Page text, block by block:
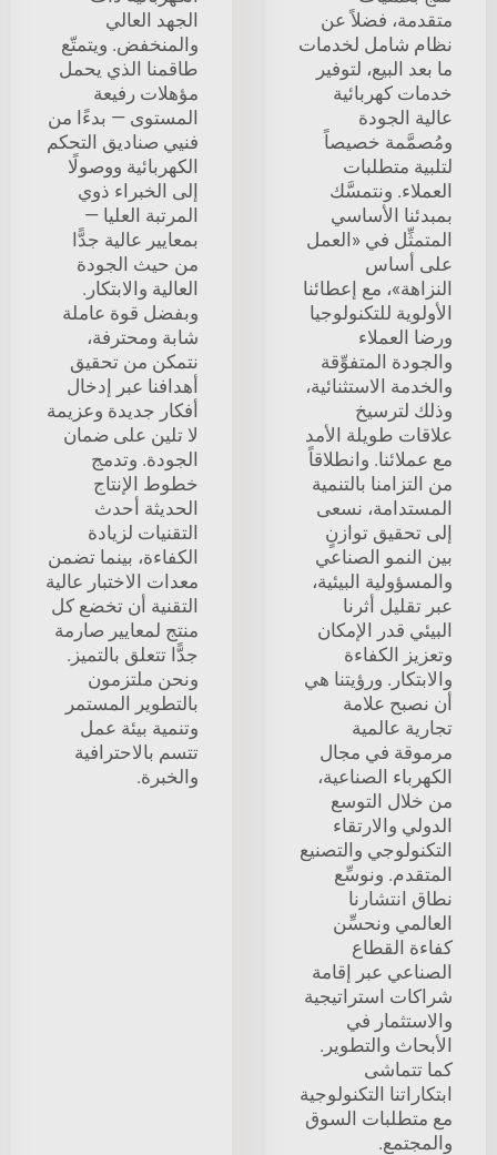
متقدمة، فضلاً عن
نظام شامل لخدمات
ما بعد البيع، لتوفير
خدمات كهربائية
عالية الجودة
ومُصمَّمة خصيصاً
لتلبية متطلبات
العملاء. ونتمسَّك
بمبدئنا الأساسي
المتمثِّل في «العمل
على أساس
النزاهة»، مع إعطائنا
الأولوية للتكنولوجيا
ورضا العملاء
والجودة المتفوِّقة
والخدمة الاستثنائية،
وذلك لترسيخ
علاقات طويلة الأمد
مع عملائنا. وانطلاقاً
من التزامنا بالتنمية
المستدامة، نسعى
إلى تحقيق توازنٍ
بين النمو الصناعي
والمسؤولية البيئية،
عبر تقليل أثرنا
البيئي قدر الإمكان
وتعزيز الكفاءة
والابتكار. ورؤيتنا هي
أن نصبح علامة
تجارية عالمية
مرموقة في مجال
الكهرباء الصناعية،
من خلال التوسع
الدولي والارتقاء
التكنولوجي والتصنيع
المتقدم. ونوسِّع
نطاق انتشارنا
العالمي ونحسِّن
كفاءة القطاع
الصناعي عبر إقامة
شراكات استراتيجية
والاستثمار في
الأبحاث والتطوير.
كما تتماشى
ابتكاراتنا التكنولوجية
مع متطلبات السوق
والمجتمع.
الجهد العالي
والمنخفض. ويتمتّع
طاقمنا الذي يحمل
مؤهلات رفيعة
المستوى — بدءًا من
فنيي صناديق التحكم
الكهربائية ووصولًا
إلى الخبراء ذوي
المرتبة العليا —
بمعايير عالية جدًّا
من حيث الجودة
العالية والابتكار.
وبفضل قوة عاملة
شابة ومحترفة،
نتمكن من تحقيق
أهدافنا عبر إدخال
أفكار جديدة وعزيمة
لا تلين على ضمان
الجودة. وتدمج
خطوط الإنتاج
الحديثة أحدث
التقنيات لزيادة
الكفاءة، بينما تضمن
معدات الاختبار عالية
التقنية أن تخضع كل
منتج لمعايير صارمة
جدًّا تتعلق بالتميز.
ونحن ملتزمون
بالتطوير المستمر
وتنمية بيئة عمل
تتسم بالاحترافية
والخبرة.